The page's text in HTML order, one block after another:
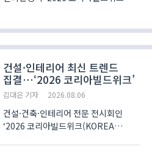
신의환경의 비계는 기둥, 보, 난간대,
발판 등 부자재를 일체형으로
모듈화했다. 이를 크레인으로 인양해
조립한 뒤 ..
건설·인테리어 최신 트렌드
집결…‘2026 코리아빌드위크’
김대은 기자 2026.08.06
건설·건축·인테리어 전문 전시회인
‘2026 코리아빌드위크(KOREA